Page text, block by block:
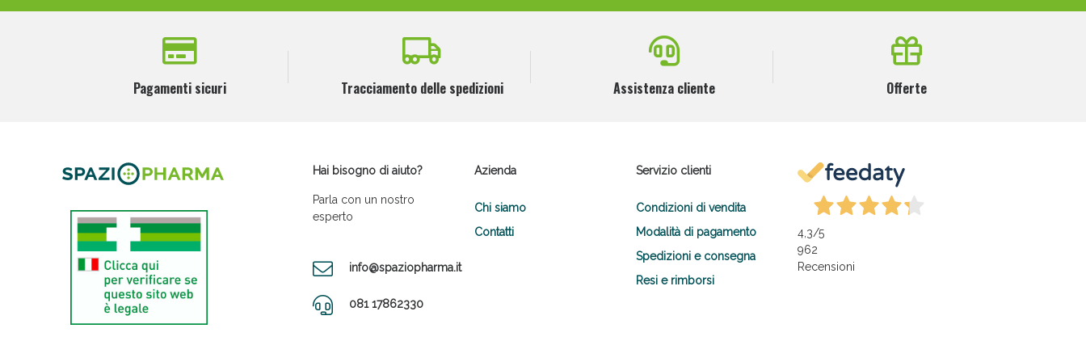
Pagamenti sicuri Tracciamento delle spedizioni Assistenza cliente Offerte
Hai bisogno di aiuto?
Parla con un nostro
esperto
info@spaziopharma.it
081 17862330
Azienda
Chi siamo
Contatti
Servizio clienti
Condizioni di vendita
Modalità di pagamento
Spedizioni e consegna
Resi e rimborsi
4,3/5
962
Recensioni